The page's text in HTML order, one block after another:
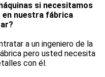
si necesitamos
en nuestra fábrica
a un ingeniero de la
pero usted necesita
con él.